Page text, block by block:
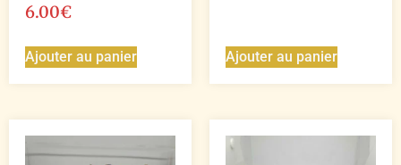
6.00€
Ajouter au panier Ajouter au panier